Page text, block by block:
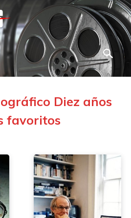
Diez años
favoritos